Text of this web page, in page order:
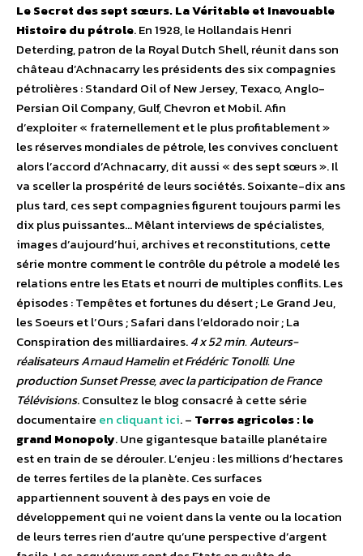
Le Secret des sept sœurs. La Véritable et Inavouable
Histoire du pétrole. En 1928, le Hollandais Henri
Deterding, patron de la Royal Dutch Shell, réunit dans son
château d’Achnacarry les présidents des six compagnies
pétrolières : Standard Oil of New Jersey, Texaco, Anglo-
Persian Oil Company, Gulf, Chevron et Mobil. Afin
d’exploiter « fraternellement et le plus profitablement »
les réserves mondiales de pétrole, les convives concluent
alors l’accord d’Achnacarry, dit aussi « des sept sœurs ». Il
va sceller la prospérité de leurs sociétés. Soixante-dix ans
plus tard, ces sept compagnies figurent toujours parmi les
dix plus puissantes… Mêlant interviews de spécialistes,
images d’aujourd’hui, archives et reconstitutions, cette
série montre comment le contrôle du pétrole a modelé les
relations entre les Etats et nourri de multiples conflits. Les
épisodes : Tempêtes et fortunes du désert ; Le Grand Jeu,
les Soeurs et l’Ours ; Safari dans l’eldorado noir ; La
Conspiration des milliardaires.4 x 52 min. Auteurs-
réalisateurs Arnaud Hamelin et Frédéric Tonolli. Une
production Sunset Presse, avec la participation de France
Télévisions. Consultez le blog consacré à cette série
documentaire en cliquant ici. – Terres agricoles : le
grand Monopoly. Une gigantesque bataille planétaire
est en train de se dérouler. L’enjeu : les millions d’hectares
de terres fertiles de la planète. Ces surfaces
appartiennent souvent à des pays en voie de
développement qui ne voient dans la vente ou la location
de leurs terres rien d’autre qu’une perspective d’argent